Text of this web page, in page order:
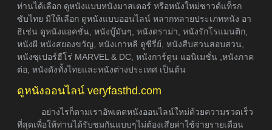
ท่านได้เลือก ดูหนังแบบหนังมาสเตอร์ หรือหนังใหม่ซาวด์แท็รก
ซับไทย มีให้เลือก ดูหนังแบบออนไลน์ หลากหลายประเภทหนัง อา
ธิเช่น ดูหนังแอคชั่น, หนังบู๊มันๆ, หนังดราม่า, หนังรักโรแมนติก,
หนังผี หนังสยองขวัญ, หนังเกาหลี ดูซีรี่ย์, หนังสืบสวนสอบสวน,
หนังซุเปอร์ฮีโร่ MARVEL & DC, หนังการ์ตูน แอนิเมชั่น ,หนังภาค
ต่อ, หนังดังทั้งไทยและหนังต่างประเทศ เป็นต้น
ดูหนังออนไลน์ veryfasthd.com
อย่างไรก็ตามเราอัพเดตหนังออนไลน์ใหม่ด้วยความรวดเร็ว
ที่สุดเพื่อให้ท่านได้รับชมกันแบบๆไม่ต้องเสียค่าใช้จ่ายรายเดือน